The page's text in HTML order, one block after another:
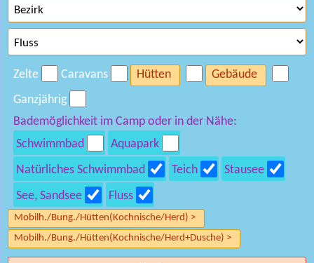
Zelte Caravans Hütten
Gebäude
Ganzjährig
Bademöglichkeit im Camp oder in der Nähe:
Schwimmbad
Aquapark
Natürliches Schwimmbad
Teich
Stausee
See, Sandsee
Fluss
Mobilh./Bung./Hütten(Kochnische/Herd) >
Mobilh./Bung./Hütten(Kochnische/Herd+Dusche) >